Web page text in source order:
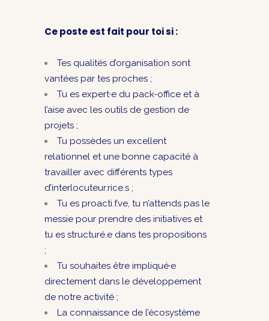
Ce poste est fait pour toi si :
Tes qualités d’organisation sont
vantées par tes proches ;
Tu es expert·e du pack-office et à
l’aise avec les outils de gestion de
projets ;
Tu possèdes un excellent
relationnel et une bonne capacité à
travailler avec différents types
d’interlocuteur.rice.s ;
Tu es proacti.f.ve, tu n’attends pas le
messie pour prendre des initiatives et
tu es structuré.e dans tes propositions
;
Tu souhaites être impliqué·e
directement dans le développement
de notre activité ;
La connaissance de l’écosystème